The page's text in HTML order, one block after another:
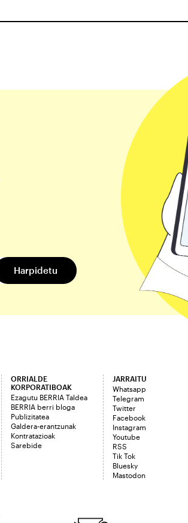
ORRIALDE
KORPORATIBOAK
Ezagutu BERRIA Taldea
BERRIA berri bloga
Publizitatea
Galdera-erantzunak
Kontratazioak
Sarebide
JARRAITU
Whatsapp
Telegram
Twitter
Facebook
Instagram
Youtube
RSS
Tik Tok
Bluesky
Mastodon